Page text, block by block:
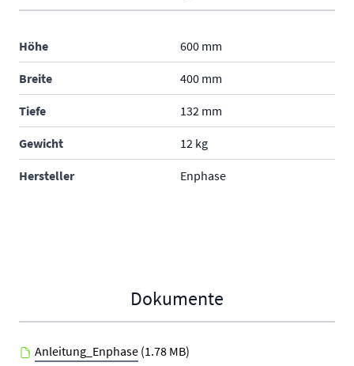
Höhe 600 mm
Breite 400 mm
Tiefe 132 mm
Gewicht 12 kg
Hersteller Enphase
Dokumente
Anleitung_Enphase (1.78 MB)